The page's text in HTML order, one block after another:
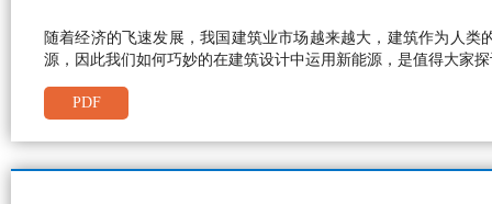
随着经济的飞速发展，我国建筑业市场越来越大，建筑作为人
源，因此我们如何巧妙的在建筑设计中运用新能源，是值得大家
PDF